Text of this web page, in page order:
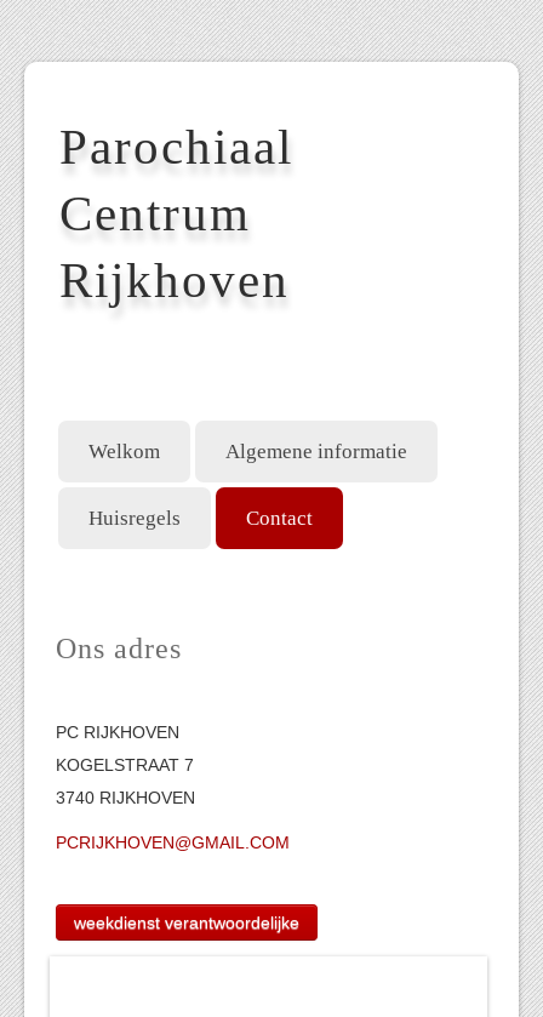
Parochiaal
Centrum
Rijkhoven
Welkom Algemene informatie
Huisregels Contact
Ons adres
PC RIJKHOVEN
KOGELSTRAAT 7
3740 RIJKHOVEN
PCRIJKHOVEN@GMAIL.COM
weekdienst verantwoordelijke